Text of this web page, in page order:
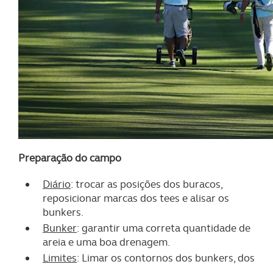
Preparação do campo
Diário: trocar as posições dos buracos,
reposicionar marcas dos tees e alisar os
bunkers.
Bunker: garantir uma correta quantidade de
areia e uma boa drenagem.
Limites: Limar os contornos dos bunkers, dos